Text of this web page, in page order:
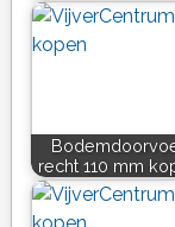
recht 110 mm